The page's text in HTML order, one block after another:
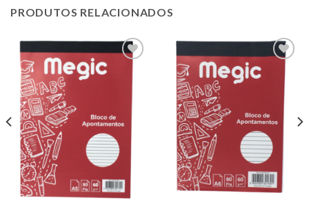
PRODUTOS RELACIONADOS
wishlist
Add to
wishlist